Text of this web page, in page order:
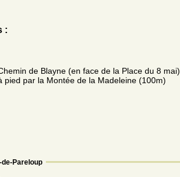
:
de Blayne (en face de la Place du 8
pied par la Montée de la Madeleine (100m)
Pareloup